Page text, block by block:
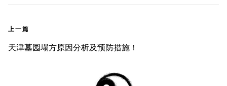
上一篇
天津墓园塌方原因分析及预防措施！